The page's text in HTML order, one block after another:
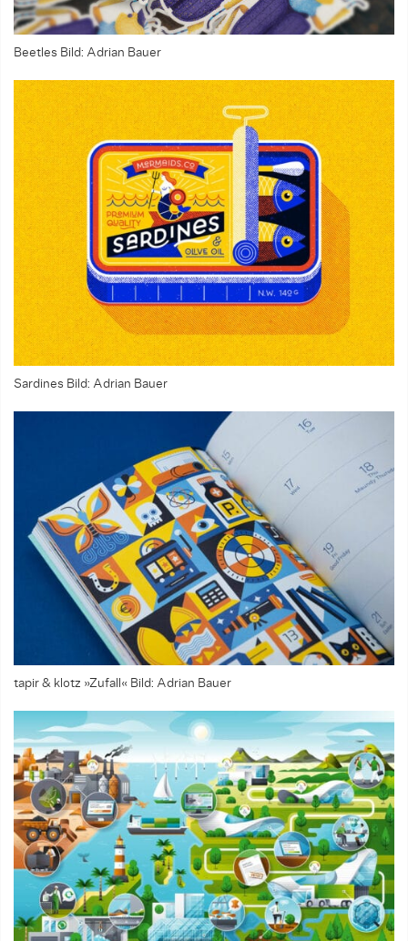
Beetles Bild: Adrian Bauer
Sardines Bild: Adrian Bauer
tapir & klotz »Zufall« Bild: Adrian Bauer